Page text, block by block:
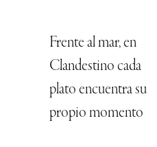
Frente al mar, en
Clandestino cada
plato encuentra su
propio momento